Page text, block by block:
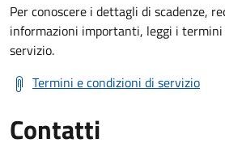
Per conoscere i dettagli di scadenze,
informazioni importanti, leggi i termini
servizio.
Termini e condizioni di servizio
Contatti